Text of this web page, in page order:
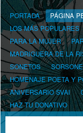
PORTADA PÁGINA
LOS MÁS POPULARES
PARA LA MUJER
MADRIGUERA DE LA
SONETOS
HOMENAJE POETA Y
ANIVERSARIO SVAI
HAZ TU DONATIVO